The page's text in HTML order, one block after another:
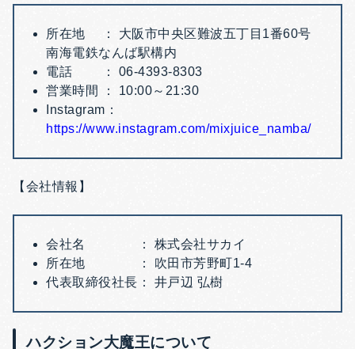
所在地 ： 大阪市中央区難波五丁目1番60号
南海電鉄なんば駅構内
電話 ： 06-4393-8303
営業時間 ： 10:00～21:30
Instagram：
https://www.instagram.com/mixjuice_namba/
【会社情報】
会社名 ： 株式会社サカイ
所在地 ： 吹田市芳野町1-4
代表取締役社長： 井戸辺 弘樹
ハクション大魔王について